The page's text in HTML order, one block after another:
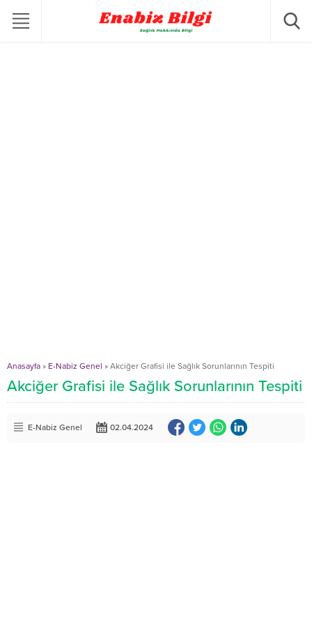
Anasayfa » E-Nabiz Genel » Akciğer Grafisi ile Sağlık Sorunlarının Tespiti
Akciğer Grafisi ile Sağlık Sorunlarının Tespiti
E-Nabiz Genel 02.04.2024